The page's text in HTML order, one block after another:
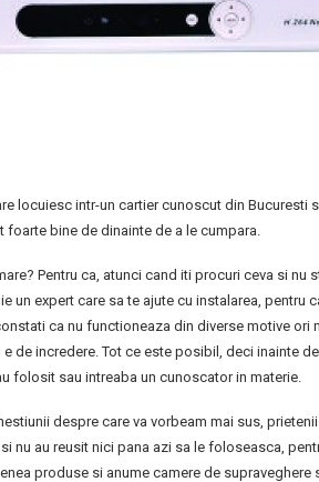
locuiesc intr-un cartier cunoscut din
foarte bine de dinainte de a le cumpara.
Pentru ca, atunci cand iti procuri ceva si
un expert care sa te ajute cu instalarea,
ca nu functioneaza din diverse motive
e de incredere. Tot ce este posibil, deci inainte
folosit sau intreaba un cunoscator in materie.
despre care va vorbeam mai sus,
nu au reusit nici pana azi sa le foloseasca,
produse si anume camere de